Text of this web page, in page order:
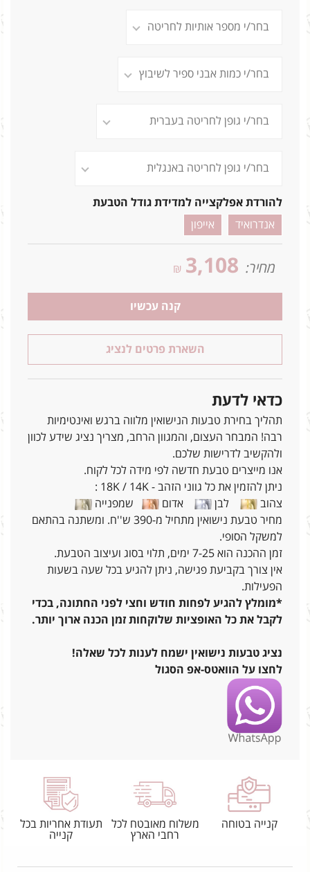
להורדת אפלקצייה למדידת גודל הטבעת
אנדרואיד
אייפון
מחיר: 3,108
₪
קנה עכשיו
השארת פרטים לנציג
כדאי לדעת
תהליך בחירת טבעות הנישואין מלווה ברגש ואינטימיות
רבה! המבחר העצום, והמגוון הרחב, מצריך נציג שידע לכוון
ולהקשיב לדרישות שלכם.
אנו מייצרים טבעת חדשה לפי מידה לכל לקוח.
ניתן להזמין את כל גווני הזהב - 18K / 14K :
צהוב
לבן אדום
שמפנייה
מחיר טבעת נישואין מתחיל מ-390 ש''ח. ומשתנה בהתאם
למשקל הסופי.
זמן ההכנה הוא 7-25 ימים, תלוי בסוג ועיצוב הטבעת.
אין צורך בקביעת פגישה, ניתן להגיע בכל שעה בשעות
הפעילות.
*מומלץ להגיע לפחות חודש וחצי לפני החתונה, בכדי
לקבל את כל האופציות שלוקחות זמן הכנה ארוך יותר.
נציג טבעות נישואין ישמח לענות לכל שאלה!
לחצו על הוואטס-אפ הסגול
קנייה בטוחה
משלוח מאובטח לכל
רחבי הארץ
תעודת אחריות בכל
קנייה